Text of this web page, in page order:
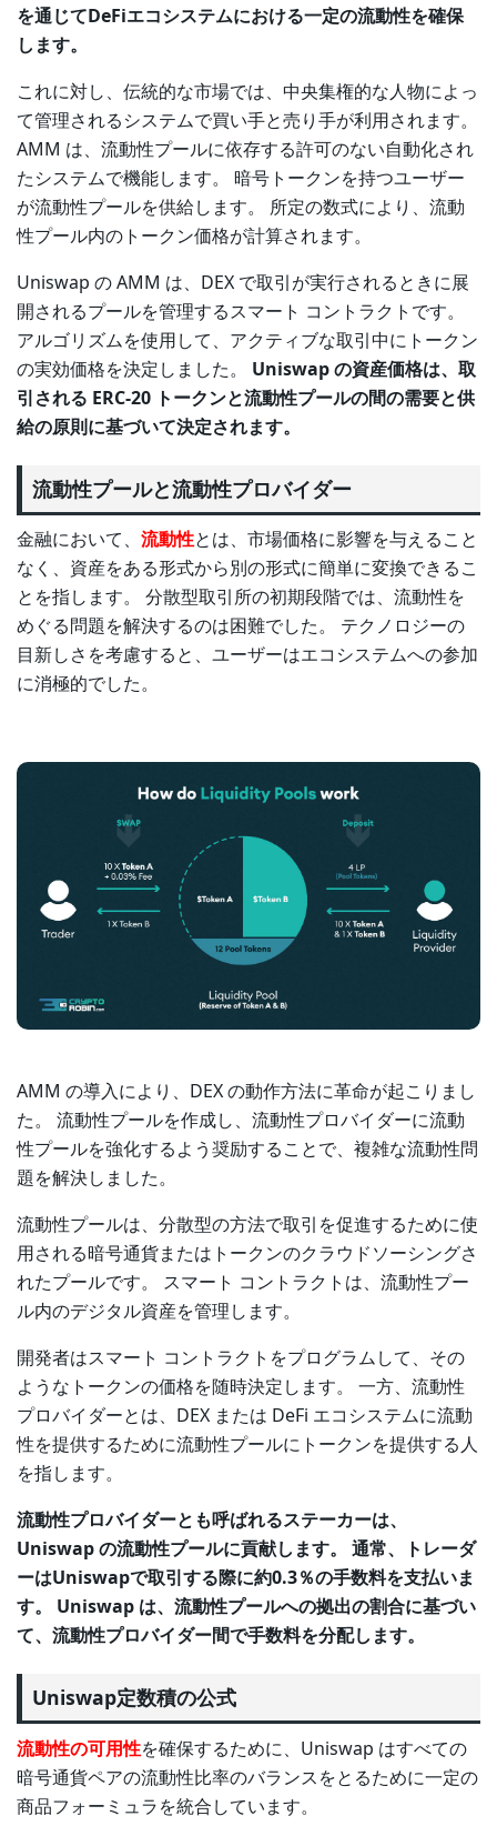
を通じてDeFiエコシステムにおける一定の流動性を確保
します。
これに対し、伝統的な市場では、中央集権的な人物によっ
て管理されるシステムで買い手と売り手が利用されます。
AMM は、流動性プールに依存する許可のない自動化され
たシステムで機能します。 暗号トークンを持つユーザー
が流動性プールを供給します。 所定の数式により、流動
性プール内のトークン価格が計算されます。
Uniswap の AMM は、DEX で取引が実行されるときに展
開されるプールを管理するスマート コントラクトです。
アルゴリズムを使用して、アクティブな取引中にトークン
の実効価格を決定しました。
Uniswap の資産価格は、取
引される ERC-20 トークンと流動性プールの間の需要と供
給の原則に基づいて決定されます。
流動性プールと流動性プロバイダー
金融において、 流動性とは、市場価格に影響を与えること
なく、資産をある形式から別の形式に簡単に変換できるこ
とを指します。 分散型取引所の初期段階では、流動性を
めぐる問題を解決するのは困難でした。 テクノロジーの
目新しさを考慮すると、ユーザーはエコシステムへの参加
に消極的でした。
AMM の導入により、DEX の動作方法に革命が起こりまし
た。 流動性プールを作成し、流動性プロバイダーに流動
性プールを強化するよう奨励することで、複雑な流動性問
題を解決しました。
流動性プールは、分散型の方法で取引を促進するために使
用される暗号通貨またはトークンのクラウドソーシングさ
れたプールです。 スマート コントラクトは、流動性プー
ル内のデジタル資産を管理します。
開発者はスマート コントラクトをプログラムして、その
ようなトークンの価格を随時決定します。 一方、流動性
プロバイダーとは、DEX または DeFi エコシステムに流動
性を提供するために流動性プールにトークンを提供する人
を指します。
流動性プロバイダーとも呼ばれるステーカーは、
Uniswap の流動性プールに貢献します。 通常、トレーダ
ーはUniswapで取引する際に約0.3％の手数料を支払いま
す。 Uniswap は、流動性プールへの拠出の割合に基づい
て、流動性プロバイダー間で手数料を分配します。
Uniswap定数積の公式
流動性の可用性を確保するために、Uniswap はすべての
暗号通貨ペアの流動性比率のバランスをとるために一定の
商品フォーミュラを統合しています。